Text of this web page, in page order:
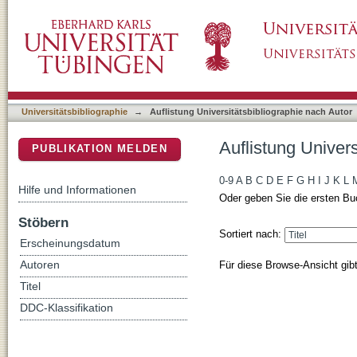
Universitätsbibliographie → Auflistung Universitätsbibliographie nach Autor
Auflistung
0-9 A B C D E F G H J K L
Oder geben Sie die ersten
Sortiert nach:
Für diese Browse-Ansicht
PUBLIKATION MELDEN
Hilfe und Informationen
Stöbern
Erscheinungsdatum
Autoren
Titel
DDC-Klassifikation